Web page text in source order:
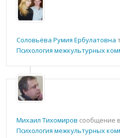
Соловьёва Румия Ербулатовна
Психология межкультурных
Михаил Тихомиров сообщение
Психология межкультурных